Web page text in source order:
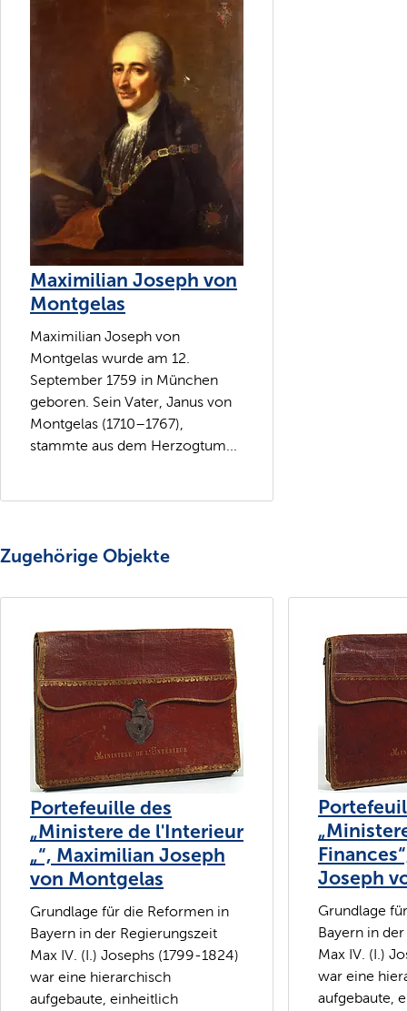
Maximilian Joseph von
Montgelas
Maximilian Joseph von
Montgelas wurde am 12.
September 1759 in München
geboren. Sein Vater, Janus von
Montgelas (1710–1767),
stammte aus dem Herzogtum...
Zugehörige Objekte
Portefeuille des
„Ministere de l'Interieur
„“, Maximilian Joseph
von Montgelas
Grundlage für die Reformen in
Bayern in der Regierungszeit
Max IV. (I.) Josephs (1799-1824)
war eine hierarchisch
aufgebaute, einheitlich
Joseph
Grundlage
Bayern in
Max IV. (I.)
war eine
aufgebaute,